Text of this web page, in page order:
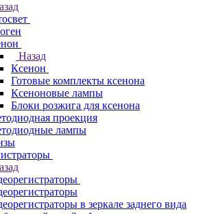
Назад
Ксенон
Готовые комплекты ксенона
Ксеноновые лампы
Блоки розжига для ксенона
проекция
лампы
в зеркале заднего вида